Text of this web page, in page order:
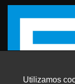
Utilizamos